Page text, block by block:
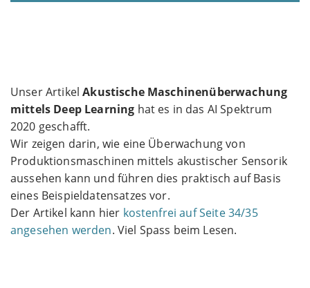
Unser ArtikelAkustische Maschinenüberwachung
mittels Deep Learning hat es in das AI Spektrum
2020 geschafft.
Wir zeigen darin, wie eine Überwachung von
Produktionsmaschinen mittels akustischer Sensorik
aussehen kann und führen dies praktisch auf Basis
eines Beispieldatensatzes vor.
Der Artikel kann hier kostenfrei auf Seite 34/35
angesehen werden. Viel Spass beim Lesen.